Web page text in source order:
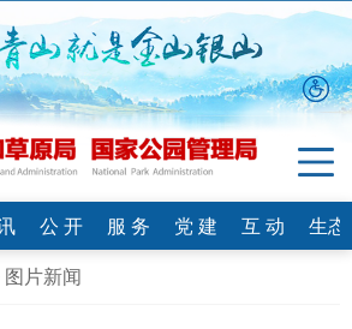
公 开 服 务 党 建 互 动
生
图片新闻